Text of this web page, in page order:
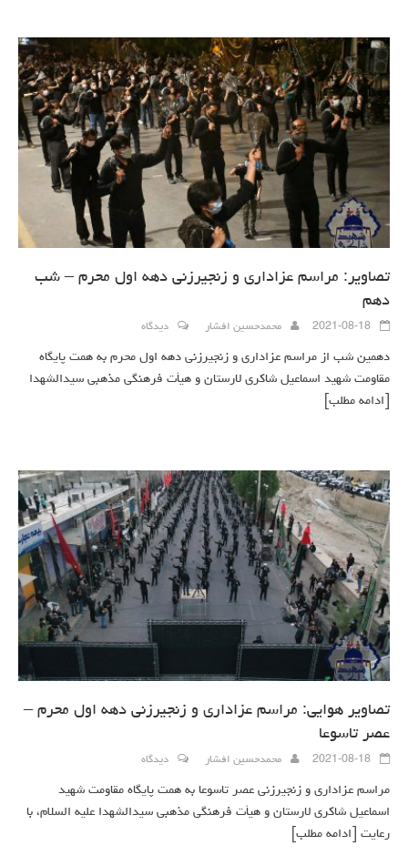
تصاویر: مراسم عزاداری و زنجیرزنی دهه اول محرم – شب
دهم
2021-08-18 محمدحسین افشار دیدگاه
دهمین شب از مراسم عزاداری و زنجیرزنی دهه اول محرم به همت پایگاه
مقاومت شهید اسماعیل شاکری لارستان و هیأت فرهنگی مذهبی سیدالشهدا
[ادامه مطلب]
تصاویر هوایی: مراسم عزاداری و زنجیرزنی دهه اول محرم –
عصر تاسوعا
2021-08-18 محمدحسین افشار دیدگاه
مراسم عزاداری و زنجیرزنی عصر تاسوعا به همت پایگاه مقاومت شهید
اسماعیل شاکری لارستان و هیأت فرهنگی مذهبی سیدالشهدا علیه السلام، با
رعایت
[ادامه مطلب]